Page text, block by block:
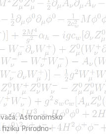
Astronomsko
Prirodno-